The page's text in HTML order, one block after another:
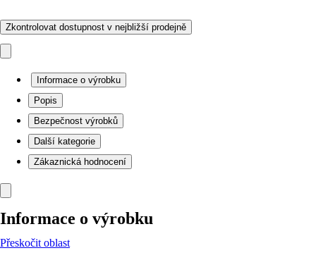
Zkontrolovat dostupnost v nejbližší prodejně
Informace o výrobku
Popis
Bezpečnost výrobků
Další kategorie
Zákaznická hodnocení
Informace o výrobku
Přeskočit oblast